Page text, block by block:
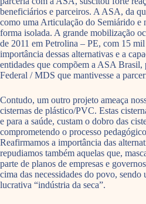
beneficiários e parceiros. A ASA, da
como uma Articulação do Semiárido e
forma isolada. A grande mobilização
de 2011 em Petrolina – PE, com 15 mil
importância dessas alternativas e a
entidades que compõem a ASA
Federal / MDS que mantivesse a
Contudo, um outro projeto ameaça
cisternas de plástico/PVC. Estas
e para a saúde, custam o dobro das
comprometendo o processo
Reafirmamos a importância das
repudiamos também aquelas que,
parte de planos de empresas e
cima das necessidades do povo,
lucrativa “indústria da seca”.